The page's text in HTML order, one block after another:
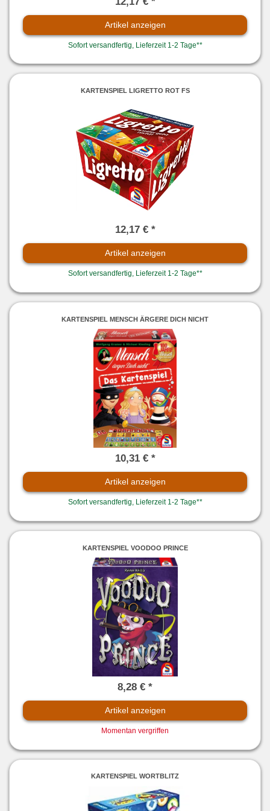
Artikel anzeigen
Sofort versandfertig, Lieferzeit 1-2 Tage**
KARTENSPIEL LIGRETTO ROT FS
12,17 € *
Artikel anzeigen
Sofort versandfertig, Lieferzeit 1-2 Tage**
KARTENSPIEL MENSCH ÄRGERE DICH NICHT
10,31 € *
Artikel anzeigen
Sofort versandfertig, Lieferzeit 1-2 Tage**
KARTENSPIEL VOODOO PRINCE
8,28 € *
Artikel anzeigen
Momentan vergriffen
KARTENSPIEL WORTBLITZ